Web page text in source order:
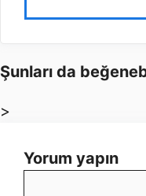
Şunları da
>
Yorum yapın